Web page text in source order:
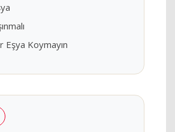
Eşya Koymayın